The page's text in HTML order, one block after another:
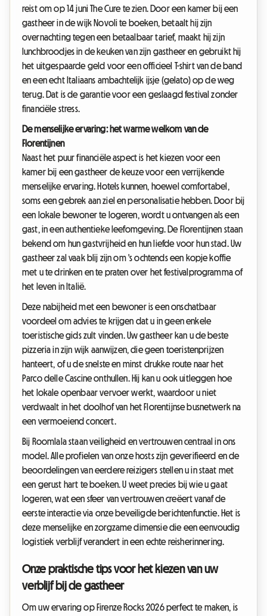
reist om op 14 juni The Cure te zien. Door een kamer bij een
gastheer in de wijk Novoli te boeken, betaalt hij zijn
overnachting tegen een betaalbaar tarief, maakt hij zijn
lunchbroodjes in de keuken van zijn gastheer en gebruikt hij
het uitgespaarde geld voor een officieel T-shirt van de band
en een echt Italiaans ambachtelijk ijsje (gelato) op de weg
terug. Dat is de garantie voor een geslaagd festival zonder
financiële stress.
De menselijke ervaring: het warme welkom van de
Florentijnen
Naast het puur financiële aspect is het kiezen voor een
kamer bij een gastheer de keuze voor een verrijkende
menselijke ervaring. Hotels kunnen, hoewel comfortabel,
soms een gebrek aan ziel en personalisatie hebben. Door bij
een lokale bewoner te logeren, wordt u ontvangen als een
gast, in een authentieke leefomgeving. De Florentijnen staan
bekend om hun gastvrijheid en hun liefde voor hun stad. Uw
gastheer zal vaak blij zijn om 's ochtends een kopje koffie
met u te drinken en te praten over het festivalprogramma of
het leven in Italië.
Deze nabijheid met een bewoner is een onschatbaar
voordeel om advies te krijgen dat u in geen enkele
toeristische gids zult vinden. Uw gastheer kan u de beste
pizzeria in zijn wijk aanwijzen, die geen toeristenprijzen
hanteert, of u de snelste en minst drukke route naar het
Parco delle Cascine onthullen. Hij kan u ook uitleggen hoe
het lokale openbaar vervoer werkt, waardoor u niet
verdwaalt in het doolhof van het Florentijnse busnetwerk na
een vermoeiend concert.
Bij Roomlala staan veiligheid en vertrouwen centraal in ons
model. Alle profielen van onze hosts zijn geverifieerd en de
beoordelingen van eerdere reizigers stellen u in staat met
een gerust hart te boeken. U weet precies bij wie u gaat
logeren, wat een sfeer van vertrouwen creëert vanaf de
eerste interactie via onze beveiligde berichtenfunctie. Het is
deze menselijke en zorgzame dimensie die een eenvoudig
logistiek verblijf verandert in een echte reisherinnering.
Onze praktische tips voor het kiezen van uw
verblijf bij de gastheer
Om uw ervaring op Firenze Rocks 2026 perfect te maken, is